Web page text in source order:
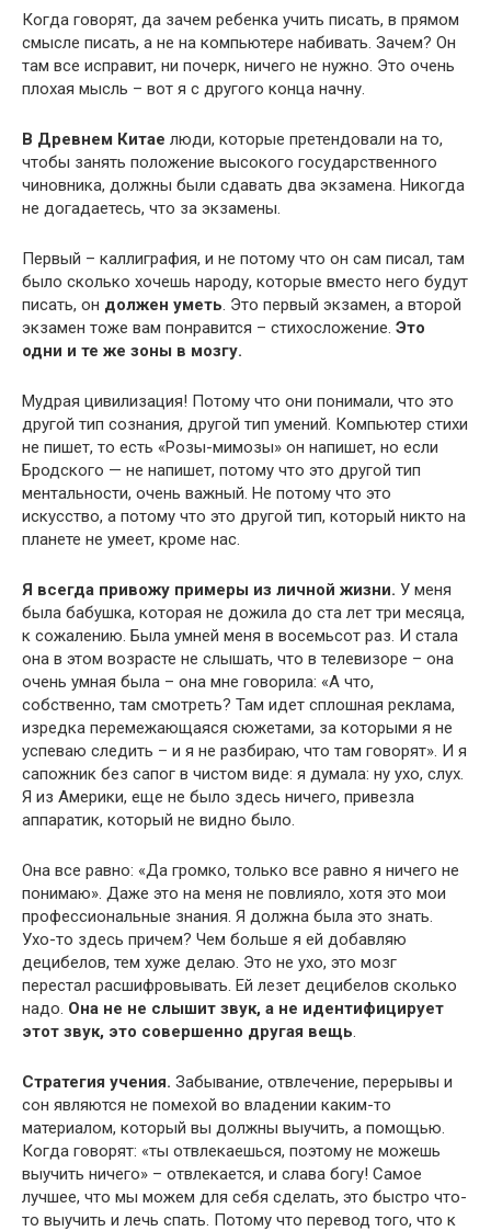
Когда говорят, да зачем ребенка учить писать, в прямом
смысле писать, а не на компьютере набивать. Зачем? Он
там все исправит, ни почерк, ничего не нужно. Это очень
плохая мысль – вот я с другого конца начну.
В Древнем Китае люди, которые претендовали на то,
чтобы занять положение высокого государственного
чиновника, должны были сдавать два экзамена. Никогда
не догадаетесь, что за экзамены.
Первый – каллиграфия, и не потому что он сам писал, там
было сколько хочешь народу, которые вместо него будут
писать, он должен уметь. Это первый экзамен, а второй
экзамен тоже вам понравится – стихосложение. Это
одни и те же зоны в мозгу.
Мудрая цивилизация! Потому что они понимали, что это
другой тип сознания, другой тип умений. Компьютер стихи
не пишет, то есть «Розы-мимозы» он напишет, но если
Бродского — не напишет, потому что это другой тип
ментальности, очень важный. Не потому что это
искусство, а потому что это другой тип, который никто на
планете не умеет, кроме нас.
Я всегда привожу примеры из личной жизни. У меня
была бабушка, которая не дожила до ста лет три месяца,
к сожалению. Была умней меня в восемьсот раз. И стала
она в этом возрасте не слышать, что в телевизоре – она
очень умная была – она мне говорила: «А что,
собственно, там смотреть? Там идет сплошная реклама,
изредка перемежающаяся сюжетами, за которыми я не
успеваю следить – и я не разбираю, что там говорят». И я
сапожник без сапог в чистом виде: я думала: ну ухо, слух.
Я из Америки, еще не было здесь ничего, привезла
аппаратик, который не видно было.
Она все равно: «Да громко, только все равно я ничего не
понимаю». Даже это на меня не повлияло, хотя это мои
профессиональные знания. Я должна была это знать.
Ухо-то здесь причем? Чем больше я ей добавляю
децибелов, тем хуже делаю. Это не ухо, это мозг
перестал расшифровывать. Ей лезет децибелов сколько
надо. Она не не слышит звук, а не идентифицирует
этот звук, это совершенно другая вещь.
Стратегия учения. Забывание, отвлечение, перерывы и
сон являются не помехой во владении каким-то
материалом, который вы должны выучить, а помощью.
Когда говорят: «ты отвлекаешься, поэтому не можешь
выучить ничего» – отвлекается, и слава богу! Самое
лучшее, что мы можем для себя сделать, это быстро что-
то выучить и лечь спать. Потому что перевод того, что к